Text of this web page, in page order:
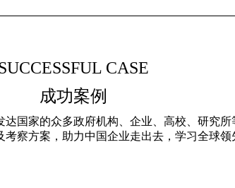
CASE
成功案例
国家的众多政府机构、企业、高校、研究
察方案，助力中国企业走出去，学习全球领